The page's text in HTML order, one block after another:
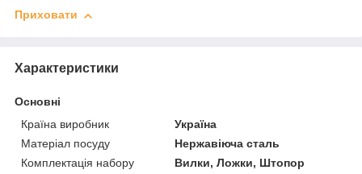
Приховати
Характеристики
Основні
Країна виробник
Україна
Матеріал посуду
Нержавіюча сталь
Комплектація набору
Вилки, Ложки, Штопор